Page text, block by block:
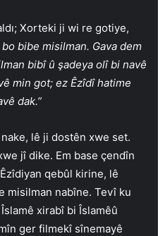
Xorteki ji wi re gotiye,
bibe misilman. Gava dem
bibî û şadeya olî bi navê
min got; ez Êzîdî hatime
dak.”
lê ji dostên xwe set.
jî dike. Em base çendîn
qebûl kirine, lê
misilman nabîne. Tevî ku
xirabî bi Îslamêû
ger filmekî sînemayê